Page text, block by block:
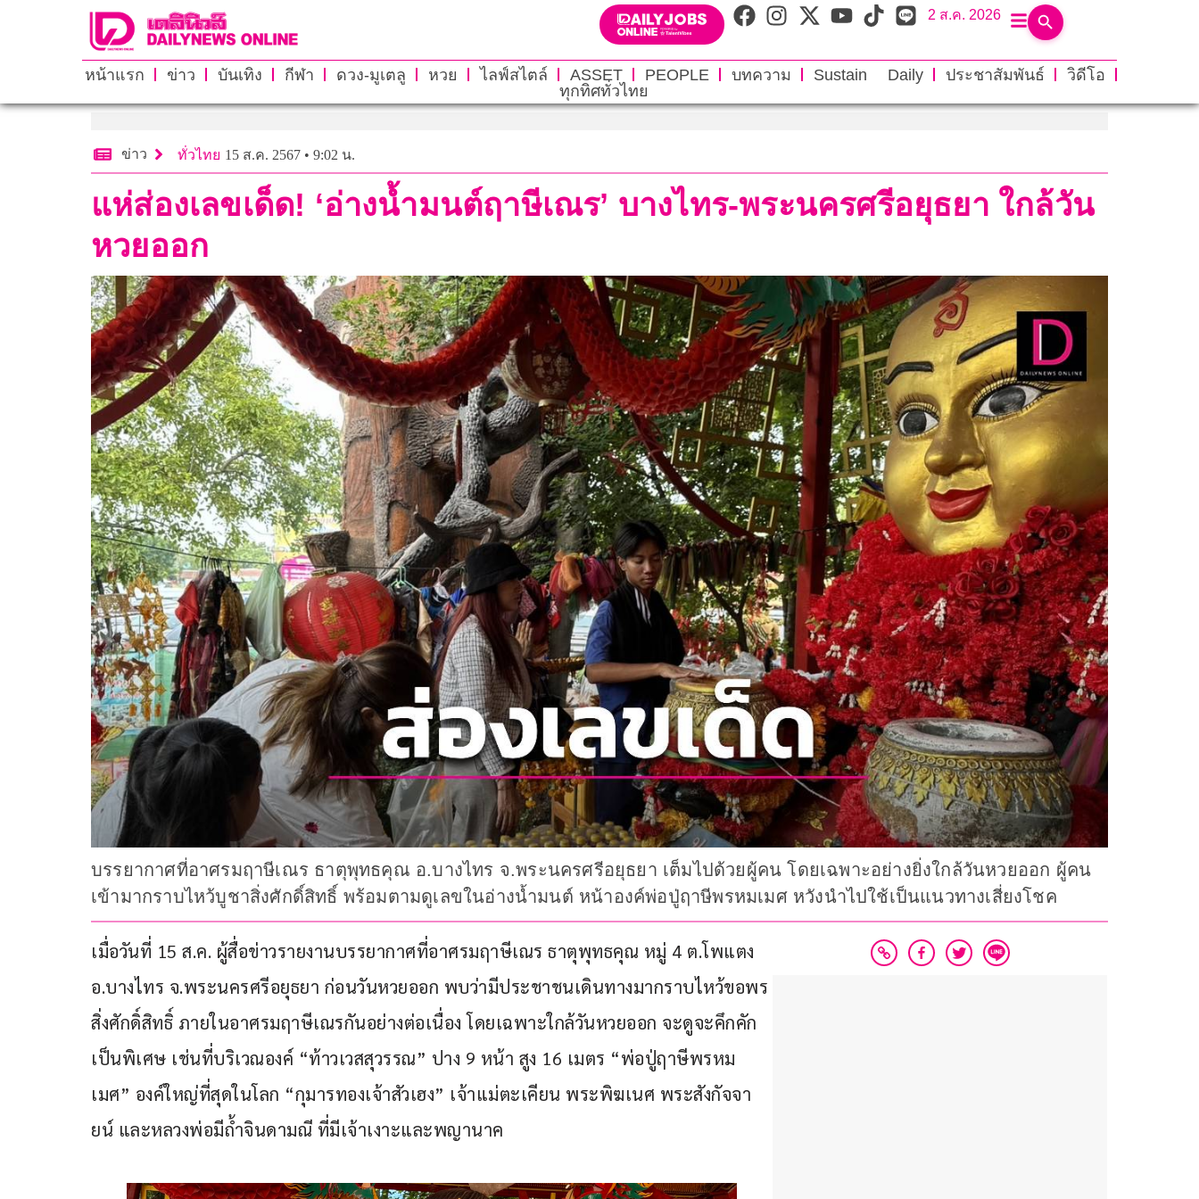
2 ส.ค. 2026
หน้าแรก ข่าว บันเทิง กีฬา ดวง-มูเตลู หวย ไลฟ์สไตล์ ASSET PEOPLE บทความ Sustain Daily ประชาสัมพันธ์
วิดีโอ
ทุกทิศทั่วไทย
ข่าว ทั่วไทย 15 ส.ค. 2567 • 9:02 น.
แห่ส่องเลขเด็ด! ‘อ่างน้ำมนต์ฤาษีเณร’ บางไทร-พระนครศรีอยุธยา ใกล้วัน
หวยออก
บรรยากาศที่อาศรมฤาษีเณร ธาตุพุทธคุณ อ.บางไทร จ.พระนครศรีอยุธยา เต็มไปด้วยผู้คน โดยเฉพาะอย่างยิ่งใกล้วันหวยออก ผู้คน
เข้ามากราบไหว้บูชาสิ่งศักดิ์สิทธิ์ พร้อมตามดูเลขในอ่างน้ำมนต์ หน้าองค์พ่อปู่ฤาษีพรหมเมศ หวังนำไปใช้เป็นแนวทางเสี่ยงโชค
เมื่อวันที่ 15 ส.ค. ผู้สื่อข่าวรายงานบรรยากาศที่อาศรมฤาษีเณร ธาตุพุทธคุณ หมู่ 4 ต.โพแตง
อ.บางไทร จ.พระนครศรีอยุธยา ก่อนวันหวยออก พบว่ามีประชาชนเดินทางมากราบไหว้ขอพร
สิ่งศักดิ์สิทธิ์ ภายในอาศรมฤาษีเณรกันอย่างต่อเนื่อง โดยเฉพาะใกล้วันหวยออก จะดูจะคึกคัก
เป็นพิเศษ เช่นที่บริเวณองค์ “ท้าวเวสสุวรรณ” ปาง 9 หน้า สูง 16 เมตร “พ่อปู่ฤาษีพรหม
เมศ” องค์ใหญ่ที่สุดในโลก “กุมารทองเจ้าสัวเฮง” เจ้าแม่ตะเคียน พระพิฆเนศ พระสังกัจจา
ยน์ และหลวงพ่อมีถ้ำจินดามณี ที่มีเจ้าเงาะและพญานาค